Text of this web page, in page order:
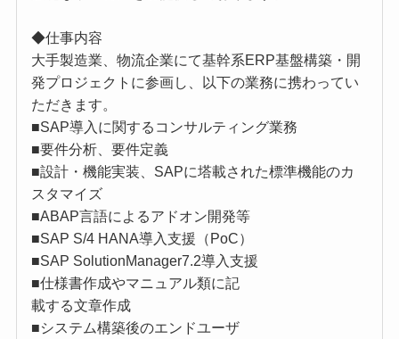
◆仕事内容
大手製造業、物流企業にて基幹系ERP基盤構築・開
発プロジェクトに参画し、以下の業務に携わってい
ただきます。
■SAP導入に関するコンサルティング業務
■要件分析、要件定義
■設計・機能実装、SAPに塔載された標準機能のカ
スタマイズ
■ABAP言語によるアドオン開発等
■SAP S/4 HANA導入支援（PoC）
■SAP SolutionManager7.2導入支援
■仕様書作成やマニュアル類に記
載する文章作成
■システム構築後のエンドユーザ